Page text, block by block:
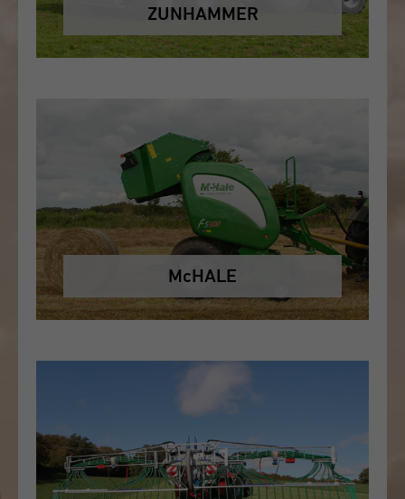
ZUNHAMMER
McHALE